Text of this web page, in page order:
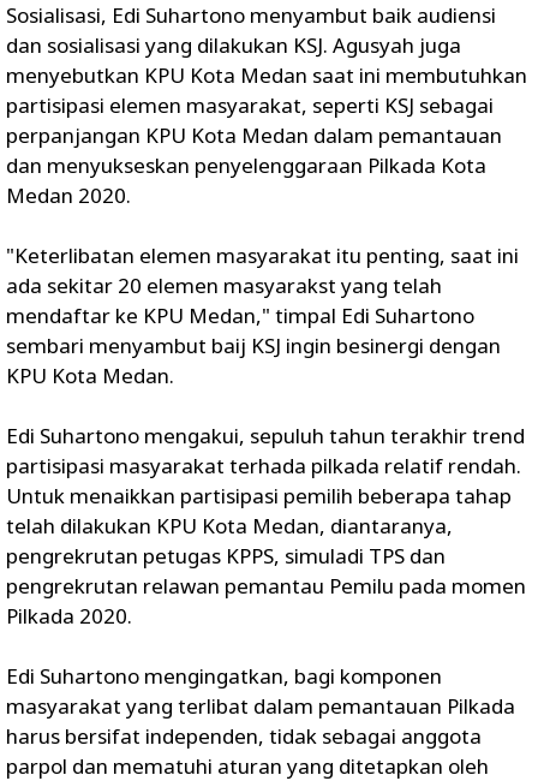
Sosialisasi, Edi Suhartono menyambut baik audiensi
dan sosialisasi yang dilakukan KSJ. Agusyah juga
menyebutkan KPU Kota Medan saat ini membutuhkan
partisipasi elemen masyarakat, seperti KSJ sebagai
perpanjangan KPU Kota Medan dalam pemantauan
dan menyukseskan penyelenggaraan Pilkada Kota
Medan 2020.
"Keterlibatan elemen masyarakat itu penting, saat ini
ada sekitar 20 elemen masyarakst yang telah
mendaftar ke KPU Medan," timpal Edi Suhartono
sembari menyambut baij KSJ ingin besinergi dengan
KPU Kota Medan.
Edi Suhartono mengakui, sepuluh tahun terakhir trend
partisipasi masyarakat terhada pilkada relatif rendah.
Untuk menaikkan partisipasi pemilih beberapa tahap
telah dilakukan KPU Kota Medan, diantaranya,
pengrekrutan petugas KPPS, simuladi TPS dan
pengrekrutan relawan pemantau Pemilu pada momen
Pilkada 2020.
Edi Suhartono mengingatkan, bagi komponen
masyarakat yang terlibat dalam pemantauan Pilkada
harus bersifat independen, tidak sebagai anggota
parpol dan mematuhi aturan yang ditetapkan oleh